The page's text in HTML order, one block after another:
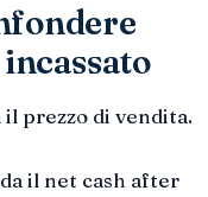
prezzo di vendita.
il net cash after